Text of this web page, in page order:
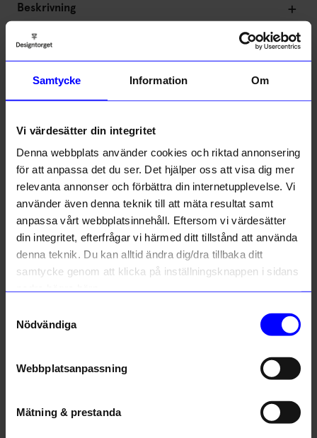
Samtycke Information Om
Vi värdesätter din integritet
Denna webbplats använder cookies och riktad annonsering
för att anpassa det du ser. Det hjälper oss att visa dig mer
relevanta annonser och förbättra din internetupplevelse. Vi
använder även denna teknik till att mäta resultat samt
anpassa vårt webbplatsinnehåll. Eftersom vi värdesätter
din integritet, efterfrågar vi härmed ditt tillstånd att använda
denna teknik. Du kan alltid ändra dig/dra tillbaka ditt
samtycke genom att klicka på inställningsknappen i sidans
Nödvändiga
Webbplatsanpassning
Mätning & prestanda
Beskrivning
Information
Om tillverkaren
Liknande produkter
10%
Syster P
314,10kr 349
10%